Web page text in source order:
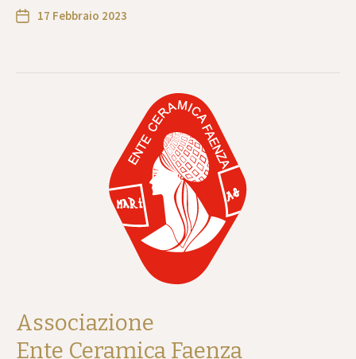
17 Febbraio 2023
Associazione
Ente Ceramica Faenza